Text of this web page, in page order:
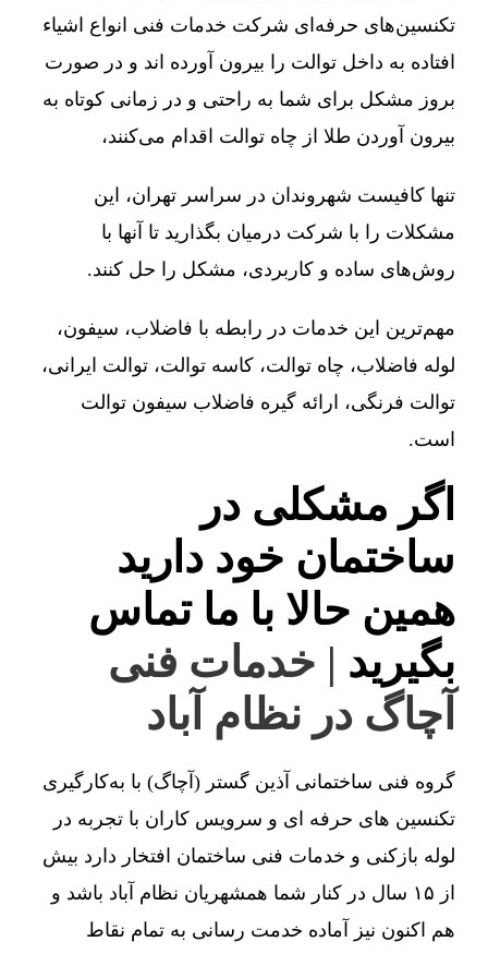
تکنسین‌های حرفه‌ای شرکت خدمات فنی انواع اشیاء
افتاده به داخل توالت را بیرون آورده اند و در صورت
بروز مشکل برای شما به راحتی و در زمانی کوتاه به
بیرون آوردن طلا از چاه توالت اقدام می‌کنند،
تنها کافیست شهروندان در سراسر تهران، این
مشکلات را با شرکت درمیان بگذارید تا آنها با
روش‌های ساده و کاربردی، مشکل را حل کنند.
مهم‌ترین این خدمات در رابطه با فاضلاب، سیفون،
لوله فاضلاب، چاه توالت، کاسه توالت، توالت ایرانی،
توالت فرنگی، ارائه گیره فاضلاب سیفون توالت
است.
اگر مشکلی در
ساختمان خود دارید
همین حالا با ما تماس
بگیرید | خدمات فنی
آچاگ در نظام آباد
گروه فنی ساختمانی آذین گستر (آچاگ) با به‌کارگیری
تکنسین های حرفه ای و سرویس کاران با تجربه در
لوله بازکنی و خدمات فنی ساختمان افتخار دارد بیش
از ۱۵ سال در کنار شما همشهریان نظام آباد باشد و
هم اکنون نیز آماده خدمت رسانی به تمام نقاط